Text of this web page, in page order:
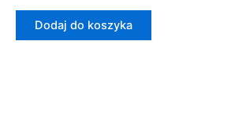
Dodaj do koszyka